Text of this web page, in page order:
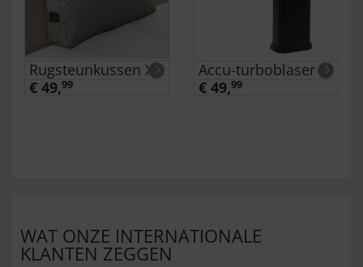
Rugsteunkussen XL
€ 49,99
Accu-turboblaser
€ 49,99
WAT ONZE INTERNATIONALE
KLANTEN ZEGGEN